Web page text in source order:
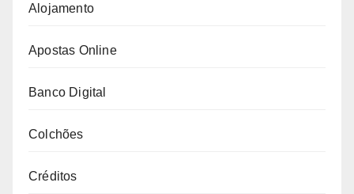
Alojamento
Apostas Online
Banco Digital
Colchões
Créditos